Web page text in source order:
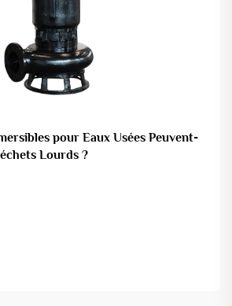
pour Eaux Usées Peuvent-
Lourds ?